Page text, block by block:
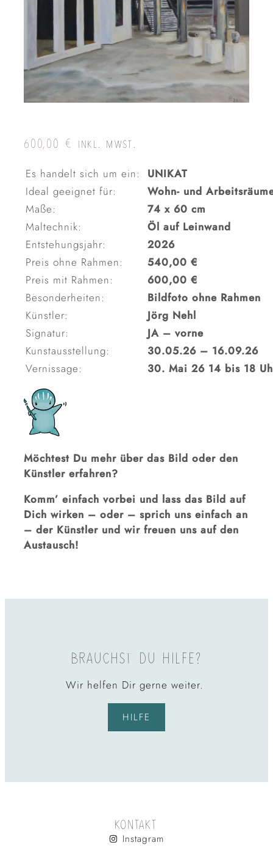
600,00 € INKL. MWST.
Es handelt sich um ein:
UNIKAT
Ideal geeignet für:
Wohn- und
Maße:
74 x 60 cm
Maltechnik:
Öl auf Leinwand
Entstehungsjahr:
2026
Preis ohne Rahmen:
540,00 €
Preis mit Rahmen:
600,00 €
Besonderheiten:
Bildfoto ohne Rahmen
Künstler:
Jörg Nehl
Signatur:
JA – vorne
Kunstausstellung:
30.05.26 – 16.09.26
Vernissage:
30. Mai 26 14 bis 18
Möchtest Du mehr über das Bild oder den
Künstler erfahren?
Komm’ einfach vorbei und lass das Bild auf
Dich wirken – oder – sprich uns einfach an
– der Künstler und wir freuen uns auf den
Austausch!
BRAUCHST DU HILFE?
Wir helfen Dir gerne weiter.
HILFE
KONTAKT
Instagram